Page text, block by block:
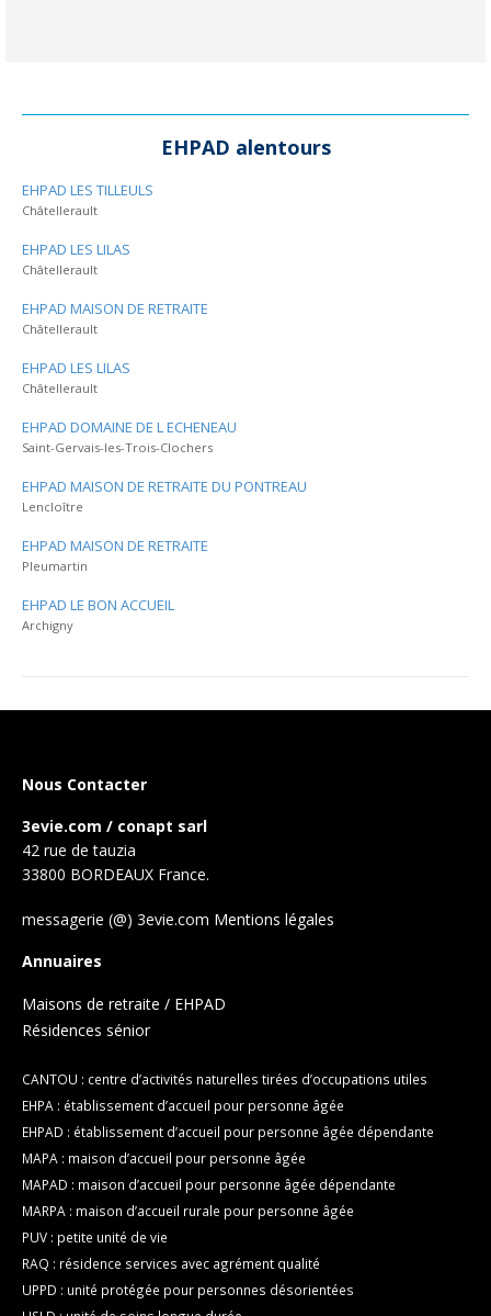
EHPAD alentours
EHPAD LES TILLEULS
Châtellerault
EHPAD LES LILAS
Châtellerault
EHPAD MAISON DE RETRAITE
Châtellerault
EHPAD LES LILAS
Châtellerault
EHPAD DOMAINE DE L ECHENEAU
Saint-Gervais-les-Trois-Clochers
EHPAD MAISON DE RETRAITE DU PONTREAU
Lencloître
EHPAD MAISON DE RETRAITE
Pleumartin
EHPAD LE BON ACCUEIL
Archigny
Nous Contacter
3evie.com / conapt sarl
42 rue de tauzia
33800 BORDEAUX France.
messagerie (@) 3evie.com Mentions légales
Annuaires
Maisons de retraite / EHPAD
Résidences sénior
CANTOU : centre d’activités naturelles tirées d’occupations utiles
EHPA : établissement d’accueil pour personne âgée
EHPAD : établissement d’accueil pour personne âgée dépendante
MAPA : maison d’accueil pour personne âgée
MAPAD : maison d’accueil pour personne âgée dépendante
MARPA : maison d’accueil rurale pour personne âgée
PUV : petite unité de vie
RAQ : résidence services avec agrément qualité
UPPD : unité protégée pour personnes désorientées